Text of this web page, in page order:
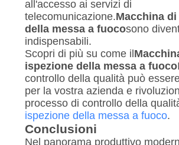
all'accesso ai servizi di
telecomunicazione.Macchina
della messa a fuocosono
indispensabili.
Scopri di più su come il
ispezione della messa a fuoco
controllo della qualità può
per la vostra azienda e
processo di controllo della
ispezione della messa a fuoco.
Conclusioni
Nel panorama produttivo